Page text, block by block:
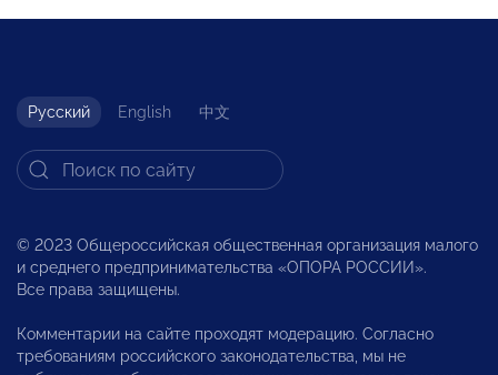
Русский English 中文
© 2023 Общероссийская общественная организация малого
и среднего предпринимательства «ОПОРА РОССИИ».
Все права защищены.
Комментарии на сайте проходят модерацию. Согласно
требованиям российского законодательства, мы не